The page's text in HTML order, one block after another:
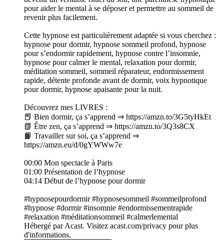
pour aider le mental à se déposer et permettre au sommeil de
revenir plus facilement.
Cette hypnose est particulièrement adaptée si vous cherchez :
hypnose pour dormir, hypnose sommeil profond, hypnose
pour s’endormir rapidement, hypnose contre l’insomnie,
hypnose pour calmer le mental, relaxation pour dormir,
méditation sommeil, sommeil réparateur, endormissement
rapide, détente profonde avant de dormir, voix hypnotique
pour dormir, hypnose apaisante pour la nuit.
Découvrez mes LIVRES :
📕 Bien dormir, ça s’apprend ⇒ https://amzn.to/3G5tyHkEt
📗 Être zen, ça s’apprend ⇒ https://amzn.to/3Q3s8CX
📙 Travailler sur soi, ça s’apprend ⇒
https://amzn.eu/d/0gYWWw7e
00:00 Mon spectacle à Paris
01:00 Présentation de l’hypnose
04:14 Début de l’hypnose pour dormir
#hypnosepourdormir #hypnosesommeil #sommeilprofond
#hypnose #dormir #insomnie #endormissementrapide
#relaxation #méditationsommeil #calmerlemental
Hébergé par Acast. Visitez acast.com/privacy pour plus
d'informations.